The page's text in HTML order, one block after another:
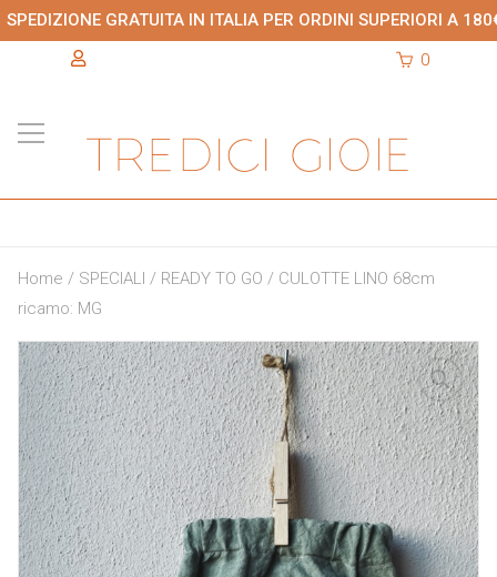
SPEDIZIONE GRATUITA IN ITALIA PER ORDINI SUPERIORI A
0
Home / SPECIALI / READY TO GO / CULOTTE LINO 68cm
ricamo: MG